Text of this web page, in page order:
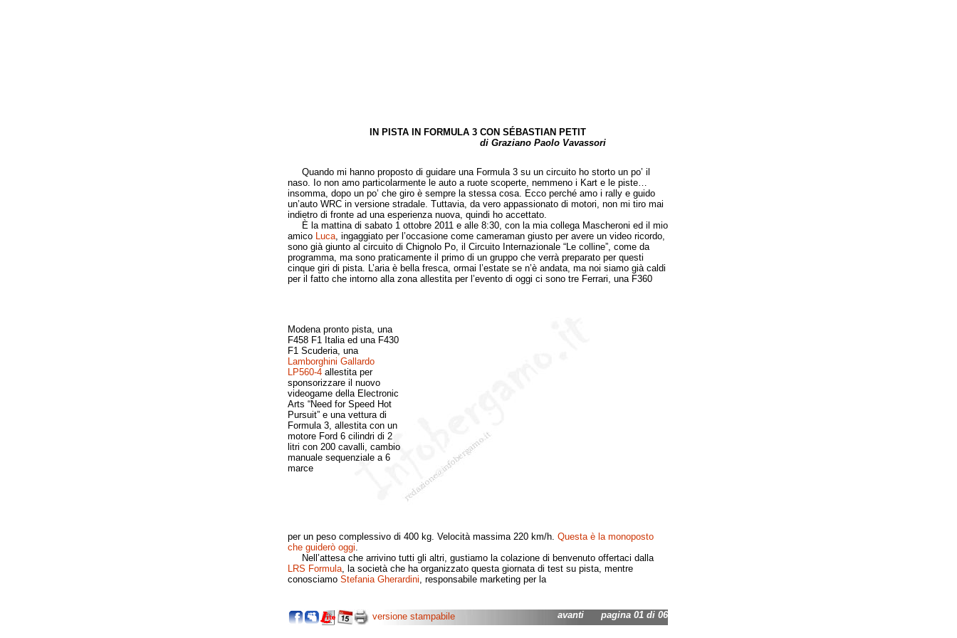
IN PISTA IN FORMULA 3 CON SÉBASTIAN PETIT
di Graziano Paolo Vavassori
Quando mi hanno proposto di guidare una Formula 3 su un circuito ho storto un po’ il
naso. Io non amo particolarmente le auto a ruote scoperte, nemmeno i Kart e le piste…
insomma, dopo un po’ che giro è sempre la stessa cosa. Ecco perché amo i rally e guido
un’auto WRC in versione stradale. Tuttavia, da vero appassionato di motori, non mi tiro mai
indietro di fronte ad una esperienza nuova, quindi ho accettato.
È la mattina di sabato 1 ottobre 2011 e alle 8:30, con la mia collega Mascheroni ed il mio
amico Luca, ingaggiato per l’occasione come cameraman giusto per avere un video ricordo,
sono già giunto al circuito di Chignolo Po, il Circuito Internazionale “Le colline”, come da
programma, ma sono praticamente il primo di un gruppo che verrà preparato per questi
cinque giri di pista. L’aria è bella fresca, ormai l’estate se n’è andata, ma noi siamo già caldi
per il fatto che intorno alla zona allestita per l’evento di oggi ci sono tre Ferrari, una F360
Modena pronto pista, una
F458 F1 Italia ed una F430
F1 Scuderia, una
Lamborghini Gallardo
LP560-4allestita per
sponsorizzare il nuovo
videogame della Electronic
Arts “Need for Speed Hot
Pursuit” e una vettura di
Formula 3, allestita con un
motore Ford 6 cilindri di 2
litri con 200 cavalli, cambio
manuale sequenziale a 6
marce
per un peso complessivo di 400 kg. Velocità massima 220 km/h. Questa è la monoposto
che guiderò oggi.
Nell’attesa che arrivino tutti gli altri, gustiamo la colazione di benvenuto offertaci dalla
LRS Formula, la società che ha organizzato questa giornata di test su pista, mentre
conosciamo Stefania Gherardini, responsabile marketing per la
versione stampabile avantipagina 01 di 06